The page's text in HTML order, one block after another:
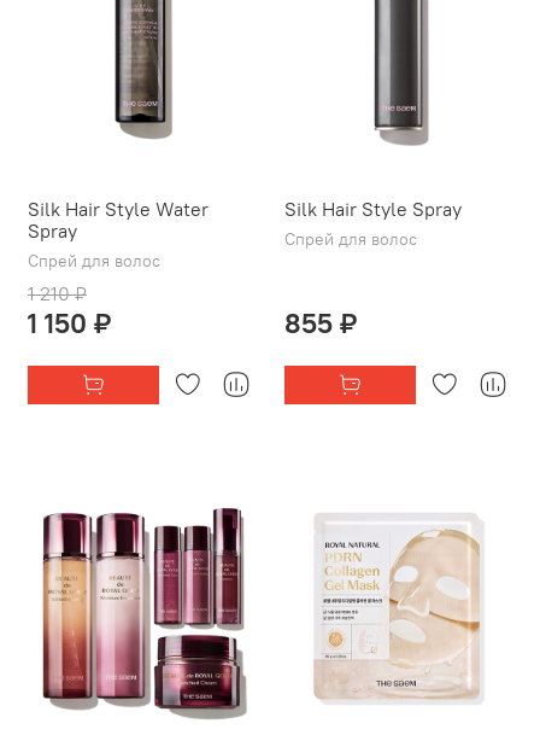
Silk Hair Style Water
Spray
Спрей для волос
1 210 ₽
1 150 ₽
Silk Hair Style Spray
Спрей для волос
855 ₽